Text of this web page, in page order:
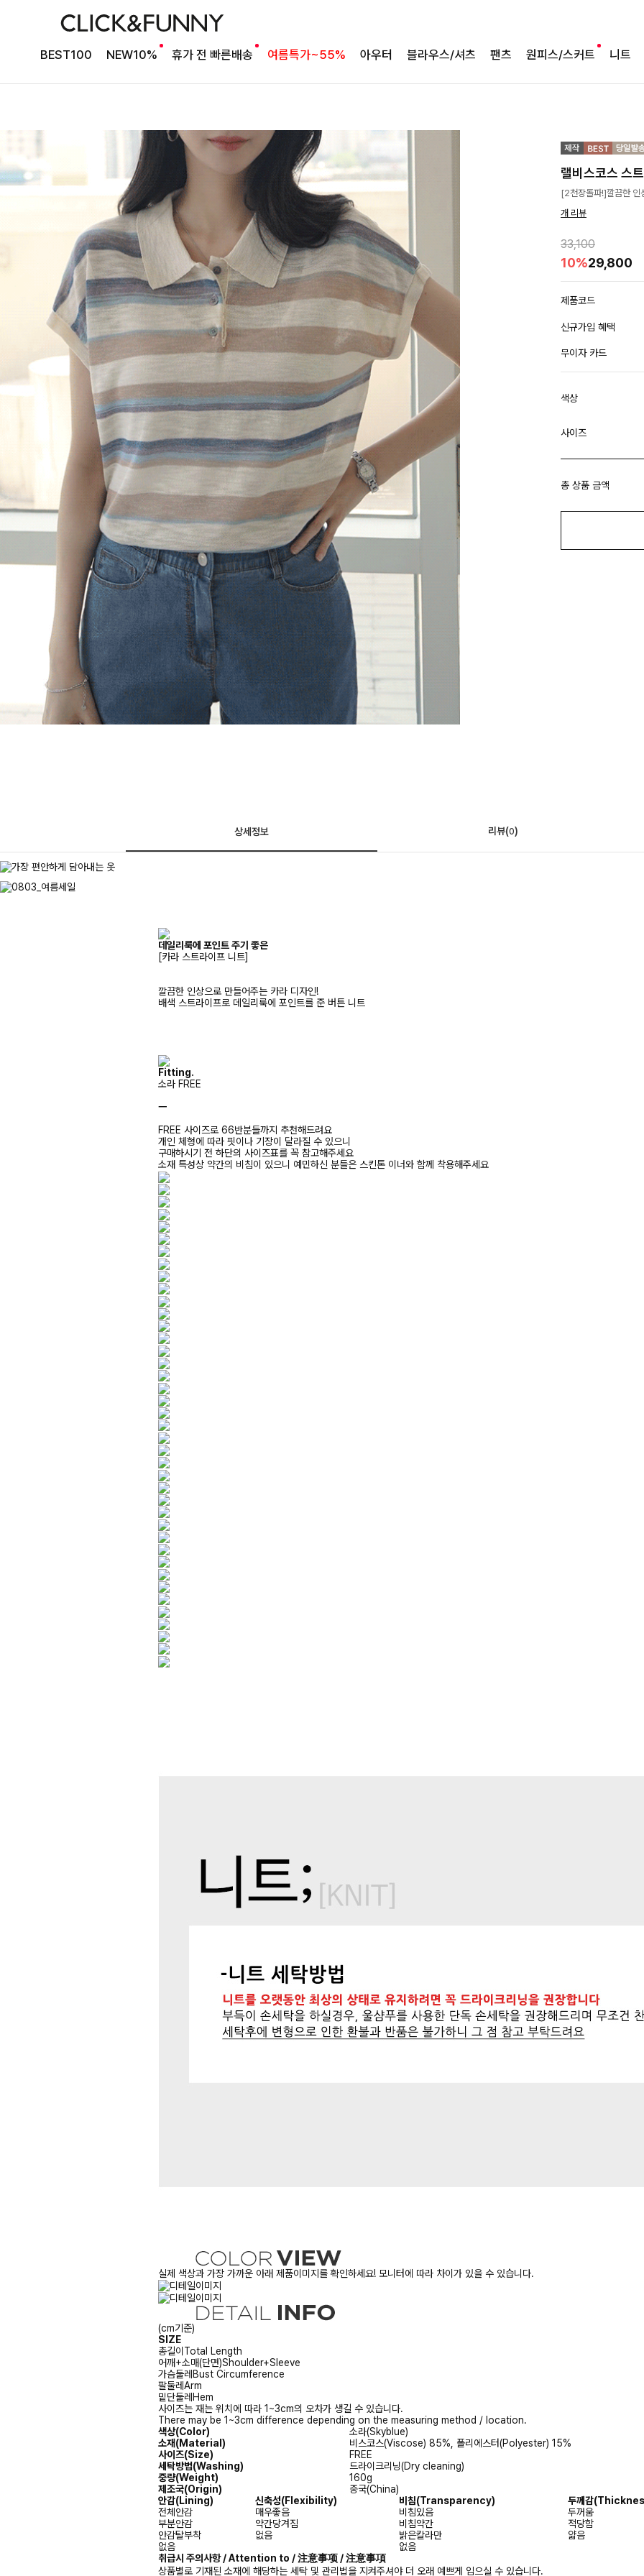
BEST100 NEW10% 휴가 전 빠른배송 여름특가~55% 아우터 블라우스/셔츠 팬츠 원피스/스커트 니트
랠비스코스 스
[2천장돌파!]깔끔한 인
개 리뷰
33,100
10%29,800
제품코드
신규가입 혜택
무이자 카드
색상
사이즈
총 상품 금액
상세정보 리뷰(0)
데일리룩에 포인트 주기 좋은
[카라 스트라이프 니트]
깔끔한 인상으로 만들어주는 카라 디자인!
배색 스트라이프로 데일리룩에 포인트를 준 버튼 니트
Fitting.
소라 FREE
ㅡ
FREE 사이즈로 66반분들까지 추천해드려요
개인 체형에 따라 핏이나 기장이 달라질 수 있으니
구매하시기 전 하단의 사이즈표를 꼭 참고해주세요
소재 특성상 약간의 비침이 있으니 예민하신 분들은 스킨톤 이너와 함께 착용해주세요
실제 색상과 가장 가까운 아래 제품이미지를 확인하세요! 모니터에 따라 차이가 있을 수 있습니다.
(cm기준)
SIZE
총길이 Total Length
어깨+소매(단면)Shoulder+Sleeve
가슴둘레 Bust Circumference
팔둘레Arm
밑단둘레 Hem
사이즈는 재는 위치에 따라 1~3cm의 오차가 생길 수 있습니다.
There may be 1~3cm difference depending on the measuring method / location.
색상(Color)
소라(Skyblue)
소재(Material)
비스코스(Viscose) 85%, 폴리에스터(Polyester) 15%
사이즈(Size)
FREE
세탁방법(Washing)
드라이크리닝(Dry cleaning)
중량(Weight)
160g
제조국(Origin)
중국(China)
안감(Lining) 신축성(Flexibility) 비침(Transparency) 두께감
전체안감
매우좋음 비침있음
두꺼움
부분안감
약간당겨짐 비침약간
적당함
안감탈부착
없음 밝은칼라만
얇음
없음
없음
취급시 주의사항 / Attention to / 注意事项 / 注意事項
상품별로 기재된 소재에 해당하는 세탁 및 관리법을 지켜주셔야 더 오래 예쁘게 입으실 수 있습니다.